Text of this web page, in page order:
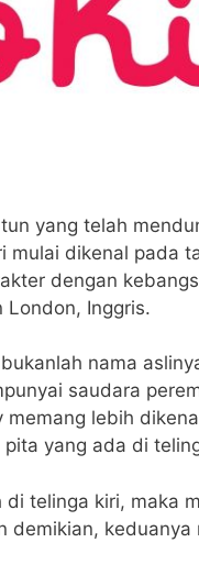
yang telah
dikenal pada
dengan
London, Inggris.
nama
saudara
lebih
yang ada di
telinga kiri, maka
demikian, keduanya